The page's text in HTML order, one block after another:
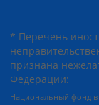
* Перечень
признана
Федерации:
Национальный фонд в